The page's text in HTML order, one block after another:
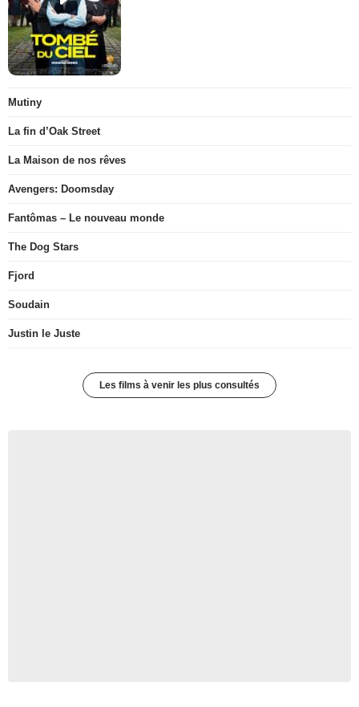
Mutiny
La fin d’Oak Street
La Maison de nos rêves
Avengers: Doomsday
Fantômas – Le nouveau monde
The Dog Stars
Fjord
Soudain
Justin le Juste
Les films à venir les plus consultés